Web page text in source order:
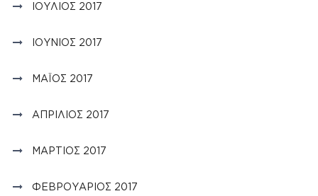
ΙΟΎΛΙΟΣ 2017
ΙΟΎΝΙΟΣ 2017
ΜΆΙΟΣ 2017
ΑΠΡΊΛΙΟΣ 2017
ΜΆΡΤΙΟΣ 2017
ΦΕΒΡΟΥΆΡΙΟΣ 2017